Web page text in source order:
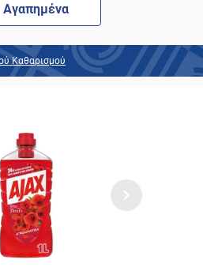
Αγαπημένα
Καθαρισμού